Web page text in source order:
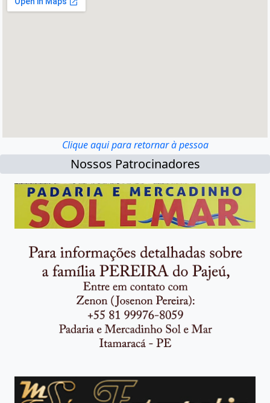
Clique aqui para retornar à pessoa
Nossos Patrocinadores